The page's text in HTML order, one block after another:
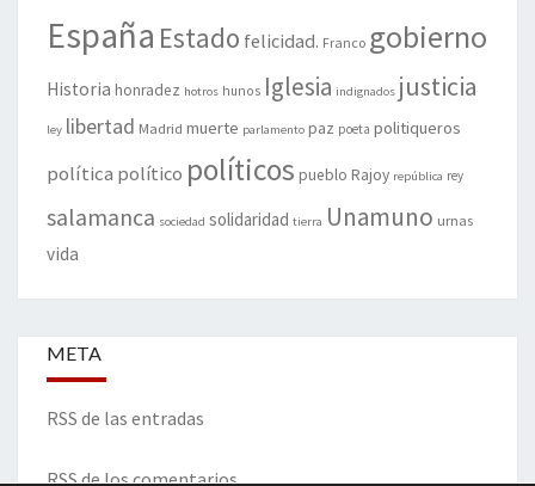
España Estado felicidad. Franco gobierno
Historia honradez hotros hunos Iglesia indignados justicia
ley libertad Madrid muerte parlamento paz poeta politiqueros
política político políticos pueblo Rajoy república rey
salamanca sociedad solidaridad tierra Unamuno urnas
vida
META
RSS de las entradas
RSS de los comentarios